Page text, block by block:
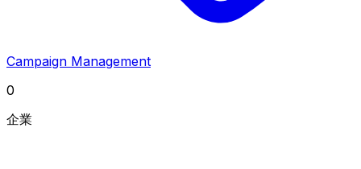
Campaign Management
0
企業